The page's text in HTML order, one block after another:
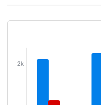
2k
ngữ
Dịch